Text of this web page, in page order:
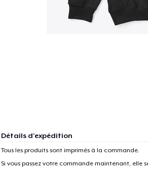
Détails d'expédition
Tous les produits sont imprimés à la commande.
Si vous passez votre commande maintenant, elle